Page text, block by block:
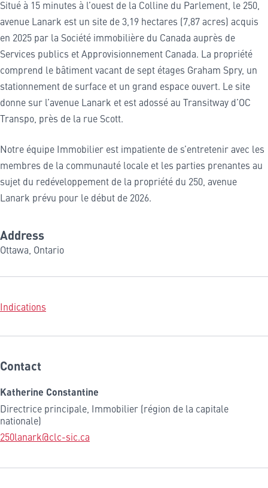
Situé à 15 minutes à l’ouest de la Colline du Parlement, le 250,
avenue Lanark est un site de 3,19 hectares (7,87 acres) acquis
en 2025 par la Société immobilière du Canada auprès de
Services publics et Approvisionnement Canada. La propriété
comprend le bâtiment vacant de sept étages Graham Spry, un
stationnement de surface et un grand espace ouvert. Le site
donne sur l’avenue Lanark et est adossé au Transitway d’OC
Transpo, près de la rue Scott.
Notre équipe Immobilier est impatiente de s’entretenir avec les
membres de la communauté locale et les parties prenantes au
sujet du redéveloppement de la propriété du 250, avenue
Lanark prévu pour le début de 2026.
Address
Ottawa, Ontario
Indications
Contact
Katherine Constantine
Directrice principale, Immobilier (région de la capitale
nationale)
250lanark@clc-sic.ca